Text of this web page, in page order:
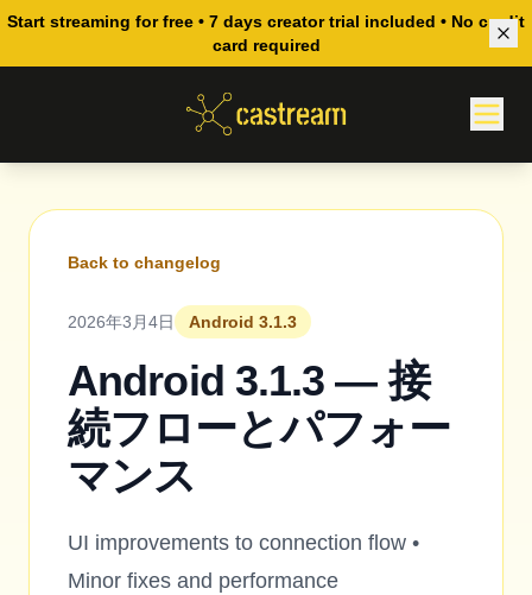
Start streaming for free • 7 days creator trial included • No credit
card required
Back to changelog
2026年3月4日 Android 3.1.3
Android 3.1.3 — 接
続フローとパフォー
マンス
UI improvements to connection flow •
Minor fixes and performance